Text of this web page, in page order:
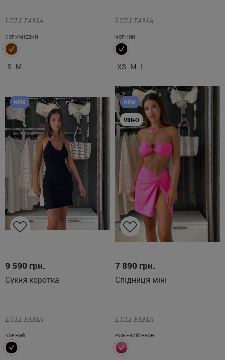
LULI FAMA
КОРИЧНЕВИЙ
S M
LULI FAMA
ЧОРНИЙ
XS M L
NEW
9 590 грн.
Сукня коротка
LULI FAMA
ЧОРНИЙ
NEW
VIDEO
7 890 грн.
Спідниця міні
LULI FAMA
РОЖЕВИЙ/НЕОН